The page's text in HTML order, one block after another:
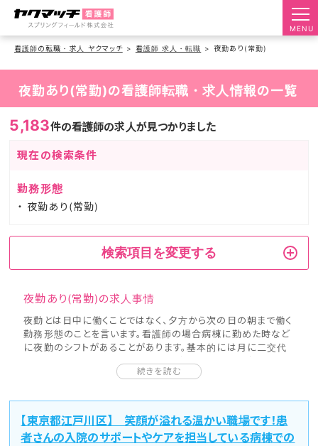
MENU
看護師の転職・求人 ヤクマッチ 看護師 求人・転職 夜勤あり(常勤)
夜勤あり(常勤)の看護師転職・求人情報の一覧
5,183件の看護師の求人が見つかりました
現在の検索条件
勤務形態
夜勤あり(常勤)
検索項目を変更する
夜勤あり(常勤)の求人事情
夜勤とは日中に働くことではなく、夕方から次の日の朝まで働く
勤務形態のことを言います。看護師の場合病棟に勤めた時など
に夜勤のシフトがあることがあります。基本的には月に二交代
二交代制とは1日の勤務時間を日勤と夜勤の二つに分けて、日
制とは日勤、準夜勤、深夜勤の三つに分けて勤務するシフト
のことを言います。
ここでは看護師が夜勤を行った場合のタイムスケジュールの一
例を紹介していきましょう。
続きを読む
【東京都江戸川区】 笑顔が溢れる温かい職場です！患
者さんの入院のサポートやケアを担当している病棟での